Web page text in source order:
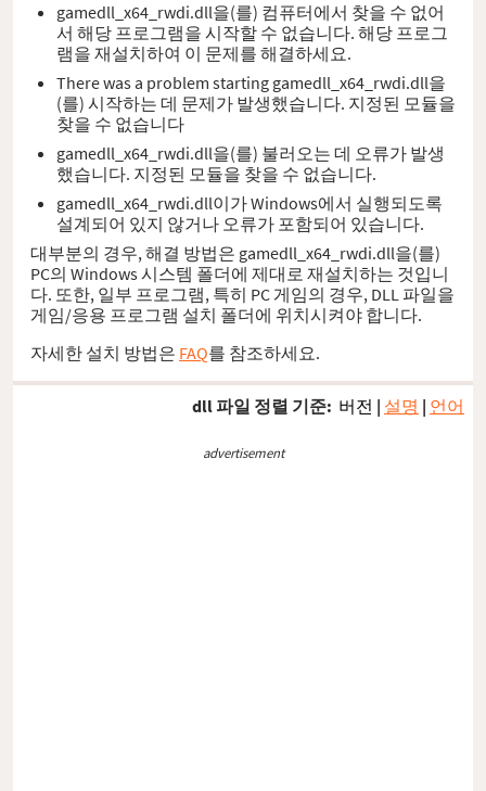
gamedll_x64_rwdi.dll을(를) 컴퓨터에서 찾을 수 없어
서 해당 프로그램을 시작할 수 없습니다. 해당 프로그
램을 재설치하여 이 문제를 해결하세요.
There was a problem starting gamedll_x64_rwdi.dll을
(를) 시작하는 데 문제가 발생했습니다. 지정된 모듈을
찾을 수 없습니다
gamedll_x64_rwdi.dll을(를) 불러오는 데 오류가 발생
했습니다. 지정된 모듈을 찾을 수 없습니다.
gamedll_x64_rwdi.dll이가 Windows에서 실행되도록
설계되어 있지 않거나 오류가 포함되어 있습니다.
대부분의 경우, 해결 방법은 gamedll_x64_rwdi.dll을(를)
PC의 Windows 시스템 폴더에 제대로 재설치하는 것입니
다. 또한, 일부 프로그램, 특히 PC 게임의 경우, DLL 파일을
게임/응용 프로그램 설치 폴더에 위치시켜야 합니다.
자세한 설치 방법은 FAQ를 참조하세요.
dll 파일 정렬 기준: 버전 | 설명 | 언어
advertisement